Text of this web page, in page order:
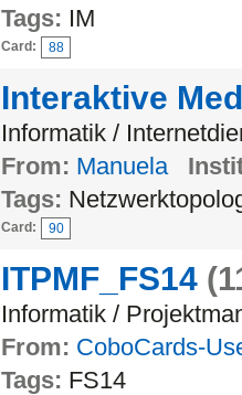
Tags: IM
Card: 88
Interaktive
Informatik /
From: Manuela
Tags:
Card: 90
ITPMF_FS14
Informatik /
From: CoboCards-
Tags: FS14